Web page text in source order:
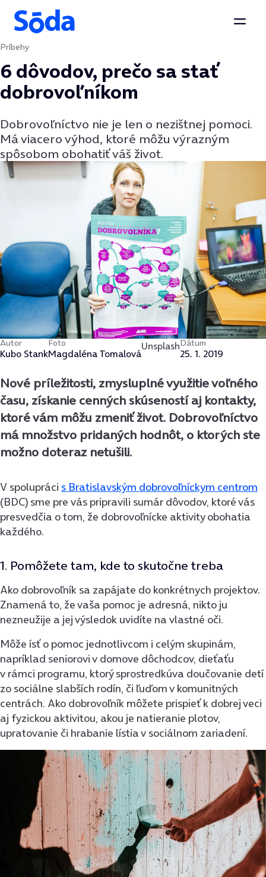
Preskočiť na obsah
Príbehy
6 dôvodov, prečo sa stať
dobrovoľníkom
Dobrovoľníctvo nie je len o nezištnej pomoci.
Má viacero výhod, ktoré môžu výrazným
spôsobom obohatiť váš život.
Autor
Kubo Stank
Foto
Magdaléna Tomalová
UnsplashDátum
25. 1. 2019
Nové príležitosti, zmysluplné využitie voľného
času, získanie cenných skúseností aj kontakty,
ktoré vám môžu zmeniť život. Dobrovoľníctvo
má množstvo pridaných hodnôt, o ktorých ste
možno doteraz netušili.
V spolupráci s Bratislavským dobrovoľníckym centrom
(BDC) sme pre vás pripravili sumár dôvodov, ktoré vás
presvedčia o tom, že dobrovoľnícke aktivity obohatia
každého.
1. Pomôžete tam, kde to skutočne treba
Ako dobrovoľník sa zapájate do konkrétnych projektov.
Znamená to, že vaša pomoc je adresná, nikto ju
nezneužije a jej výsledok uvidíte na vlastné oči.
Môže ísť o pomoc jednotlivcom i celým skupinám,
napríklad seniorovi v domove dôchodcov, dieťaťu
v rámci programu, ktorý sprostredkúva doučovanie detí
zo sociálne slabších rodín, či ľuďom v komunitných
centrách. Ako dobrovoľník môžete prispieť k dobrej veci
aj fyzickou aktivitou, akou je natieranie plotov,
upratovanie či hrabanie lístia v sociálnom zariadení.